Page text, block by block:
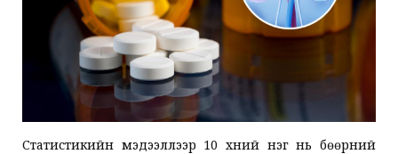
Статистикийн мэдээллээр 10 хүний нэг нь бөөрний